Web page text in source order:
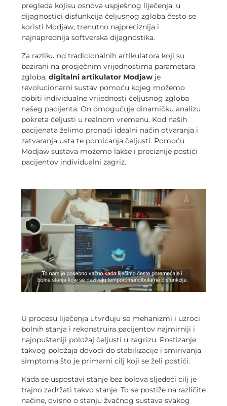
pregleda kojisu osnova uspješnog liječenja, u
dijagnostici disfunkcija čeljusnog zgloba često se
koristi Modjaw, trenutno najpreciznija i
najnaprednija softverska dijagnostika.
Za razliku od tradicionalnih artikulatora koji su
bazirani na prosječnim vrijednostima parametara
zgloba, digitalni artikulator Modjaw je
revolucionarni sustav pomoću kojeg možemo
dobiti individualne vrijednosti čeljusnog zgloba
našeg pacijenta. On omogućuje dinamičku analizu
pokreta čeljusti u realnom vremenu. Kod naših
pacijenata želimo pronaći idealni način otvaranja i
zatvaranja usta te pomicanja čeljusti. Pomoću
Modjaw sustava možemo lakše i preciznije postići
pacijentov individualni zagriz.
U procesu liječenja utvrđuju se mehanizmi i uzroci
bolnih stanja i rekonstruira pacijentov najmirniji i
najopušteniji položaj čeljusti u zagrizu. Postizanje
takvog položaja dovodi do stabilizacije i smirivanja
simptoma što je primarni cilj koji se želi postići.
Kada se uspostavi stanje bez bolova sljedeći cilj je
trajno zadržati takvo stanje. To se postiže na različite
načine, ovisno o stanju žvačnog sustava svakog